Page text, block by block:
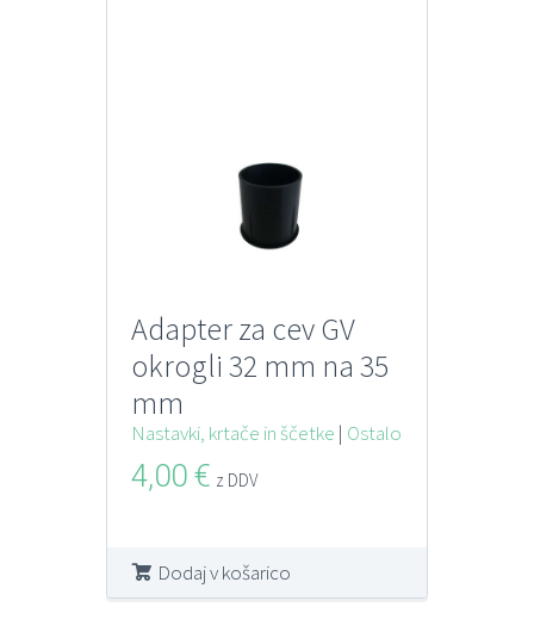
Adapter za cev GV
okrogli 32 mm na 35
mm
Nastavki, krtače in ščetke | Ostalo
4,00 € z DDV
Dodaj v košarico